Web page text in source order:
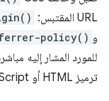
URL المقتبس:
و policy()
ترميز HTML أو JavaScript.